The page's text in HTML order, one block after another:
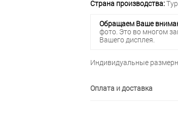
Страна производства:
Обращаем Ваше
фото. Это во многом
Вашего дисплея.
Индивидуальные
Оплата и доставка